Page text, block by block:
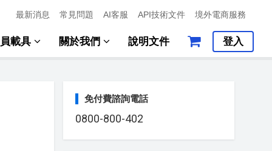
最新消息 常見問題 AI客服 API技術文件 境外電商服務
載具 關於我們 說明文件 登入
免付費諮詢電話
0800-800-402